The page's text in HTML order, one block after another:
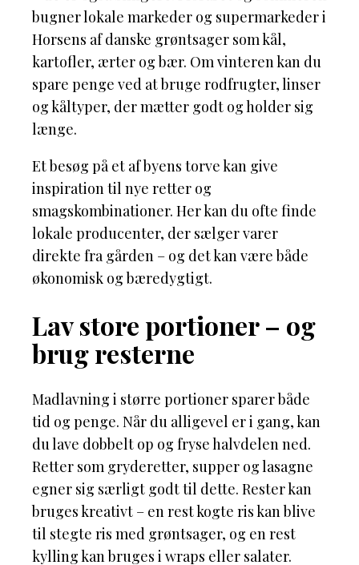
bugner lokale markeder og supermarkeder i
Horsens af danske grøntsager som kål,
kartofler, ærter og bær. Om vinteren kan du
spare penge ved at bruge rodfrugter, linser
og kåltyper, der mætter godt og holder sig
længe.
Et besøg på et af byens torve kan give
inspiration til nye retter og
smagskombinationer. Her kan du ofte finde
lokale producenter, der sælger varer
direkte fra gården – og det kan være både
økonomisk og bæredygtigt.
Lav store portioner – og
brug resterne
Madlavning i større portioner sparer både
tid og penge. Når du alligevel er i gang, kan
du lave dobbelt op og fryse halvdelen ned.
Retter som gryderetter, supper og lasagne
egner sig særligt godt til dette. Rester kan
bruges kreativt – en rest kogte ris kan blive
til stegte ris med grøntsager, og en rest
kylling kan bruges i wraps eller salater.